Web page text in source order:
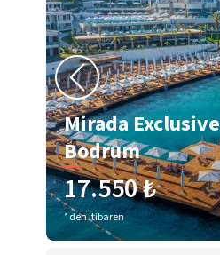
Mirada Exclusive
Bodrum
17.550 ₺
’ den itibaren